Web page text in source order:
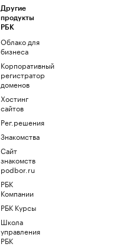
Другие
продукты
РБК
Облако для
бизнеса
Корпоративный
регистратор
доменов
Хостинг
сайтов
Рег.решения
Знакомства
Сайт
знакомств
podbor.ru
РБК
Компании
РБК Курсы
Школа
управления
РБК